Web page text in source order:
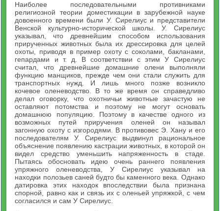
Наиболее последовательными противниками
религиозной теории доместикации в зарубежной науке
довоенного времени были У. Сирелиус и представители
Венской культурно-исторической школы. У. Сирелиус
указывал, что древнейшим способом использования
прирученных животных была их дрессировка для целей
охоты, приводя в пример охоту с соколами, бакланами,
гепардами и т. д. В соответствии с этим У Сирелиус
считал, что древнейшие домашние олени выполняли
функцию манщиков, прежде чем они стали служить для
транспортных нужд. И лишь много позже возникло
кочевое оленеводство. В то же время он справедливо
делал оговорку, что охотничьи животные зачастую не
оставляют потомства и поэтому не могут основать
домашнюю популяцию. Поэтому в качестве одного из
возможных путей приручения оленей он называл
загонную охоту с изгородями. В противовес Э. Хану и его
последователям У. Сирелиус выдвинул рациональное
объяснение появлению кастрации животных, в которой он
видел средство уменьшить напряженность в стаде.
Пытаясь обосновать идею очень раннего появления
упряжного оленеводства, У Сирелиус указывал на
находки полозьев саней будто бы каменного века. Однако
датировка этих находок впоследствии была признана
спорной, равно как и связь их с оленьей упряжкой, с чем
согласился и сам У Сирелиус.